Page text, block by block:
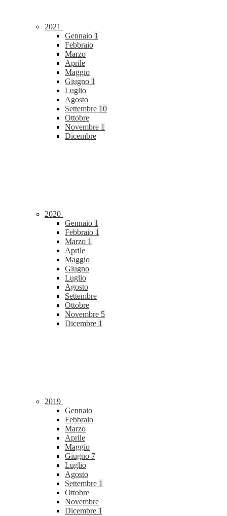
2021
Gennaio 1
Febbraio
Marzo
Aprile
Maggio
Giugno 1
Luglio
Agosto
Settembre 10
Ottobre
Novembre 1
Dicembre
2020
Gennaio 1
Febbraio 1
Marzo 1
Aprile
Maggio
Giugno
Luglio
Agosto
Settembre
Ottobre
Novembre 5
Dicembre 1
2019
Gennaio
Febbraio
Marzo
Aprile
Maggio
Giugno 7
Luglio
Agosto
Settembre 1
Ottobre
Novembre
Dicembre 1